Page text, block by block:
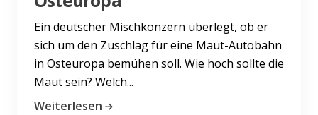
Ein deutscher Mischkonzern überlegt, ob er
sich um den Zuschlag für eine Maut-Autobahn
in Osteuropa bemühen soll. Wie hoch sollte die
Maut sein? Welch...
Weiterlesen